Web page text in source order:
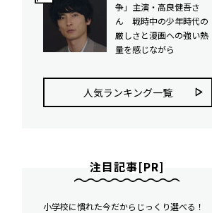
争」主演・高良健吾さ
ん 戦時中の少年時代の
厳しさと漫画への強い熱
量を感じながら
人気ランキング⼀覧
注目記事[PR]
小学校に慣れた今だからじっくり選べる！